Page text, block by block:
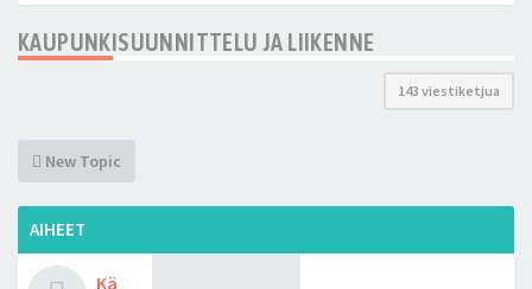
KAUPUNKISUUNNITTELU JA LIIKENNE
143 viestiketjua
New Topic
AIHEET
Kä